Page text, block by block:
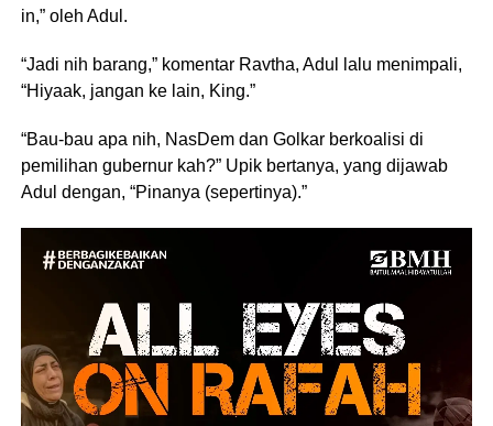
in,” oleh Adul.
“Jadi nih barang,” komentar Ravtha, Adul lalu menimpali,
“Hiyaak, jangan ke lain, King.”
“Bau-bau apa nih, NasDem dan Golkar berkoalisi di
pemilihan gubernur kah?” Upik bertanya, yang dijawab
Adul dengan, “Pinanya (sepertinya).”